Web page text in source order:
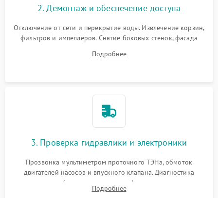
2. Демонтаж и обеспечение доступа
Отключение от сети и перекрытие воды. Извлечение корзин,
фильтров и импеллеров. Снятие боковых стенок, фасада
циркуляционному насосу, ТЭНу и сливной помпе.
Подробнее
3. Проверка гидравлики и электроники
Прозвонка мультиметром проточного ТЭНа, обмоток
двигателей насосов и впускного клапана. Диагностика
прессостата (датчика уровня воды), датчика мутности,
концевика дверцы и электронного модуля управления.
Подробнее